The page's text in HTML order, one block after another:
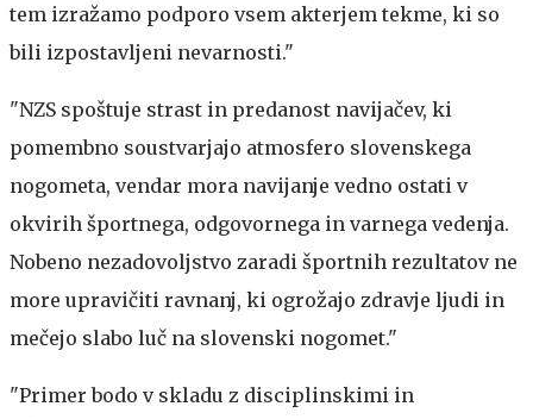
tem izražamo podporo vsem akterjem tekme, ki so
bili izpostavljeni nevarnosti."
"NZS spoštuje strast in predanost navijačev, ki
pomembno soustvarjajo atmosfero slovenskega
nogometa, vendar mora navijanje vedno ostati v
okvirih športnega, odgovornega in varnega vedenja.
Nobeno nezadovoljstvo zaradi športnih rezultatov ne
more upravičiti ravnanj, ki ogrožajo zdravje ljudi in
mečejo slabo luč na slovenski nogomet."
"Primer bodo v skladu z disciplinskimi in